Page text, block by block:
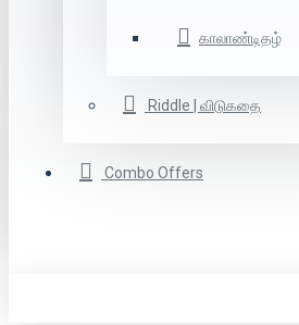
காலாண்டிதழ்
Riddle | விடுகதை
Combo Offers